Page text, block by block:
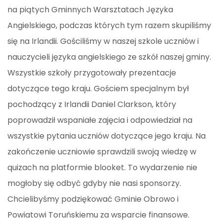
na piątych Gminnych Warsztatach Języka
Angielskiego, podczas których tym razem skupiliśmy
się na Irlandii. Gościliśmy w naszej szkole uczniów i
nauczycieli języka angielskiego ze szkół naszej gminy.
Wszystkie szkoły przygotowały prezentacje
dotyczące tego kraju. Gościem specjalnym był
pochodzący z Irlandii Daniel Clarkson, który
poprowadził wspaniałe zajęcia i odpowiedział na
wszystkie pytania uczniów dotyczące jego kraju. Na
zakończenie uczniowie sprawdzili swoją wiedzę w
quizach na platformie blooket. To wydarzenie nie
mogłoby się odbyć gdyby nie nasi sponsorzy.
Chcielibyśmy podziękować Gminie Obrowo i
Powiatowi Toruńskiemu za wsparcie finansowe.